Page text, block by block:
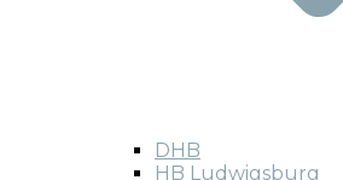
DHB
HB Ludwigsburg